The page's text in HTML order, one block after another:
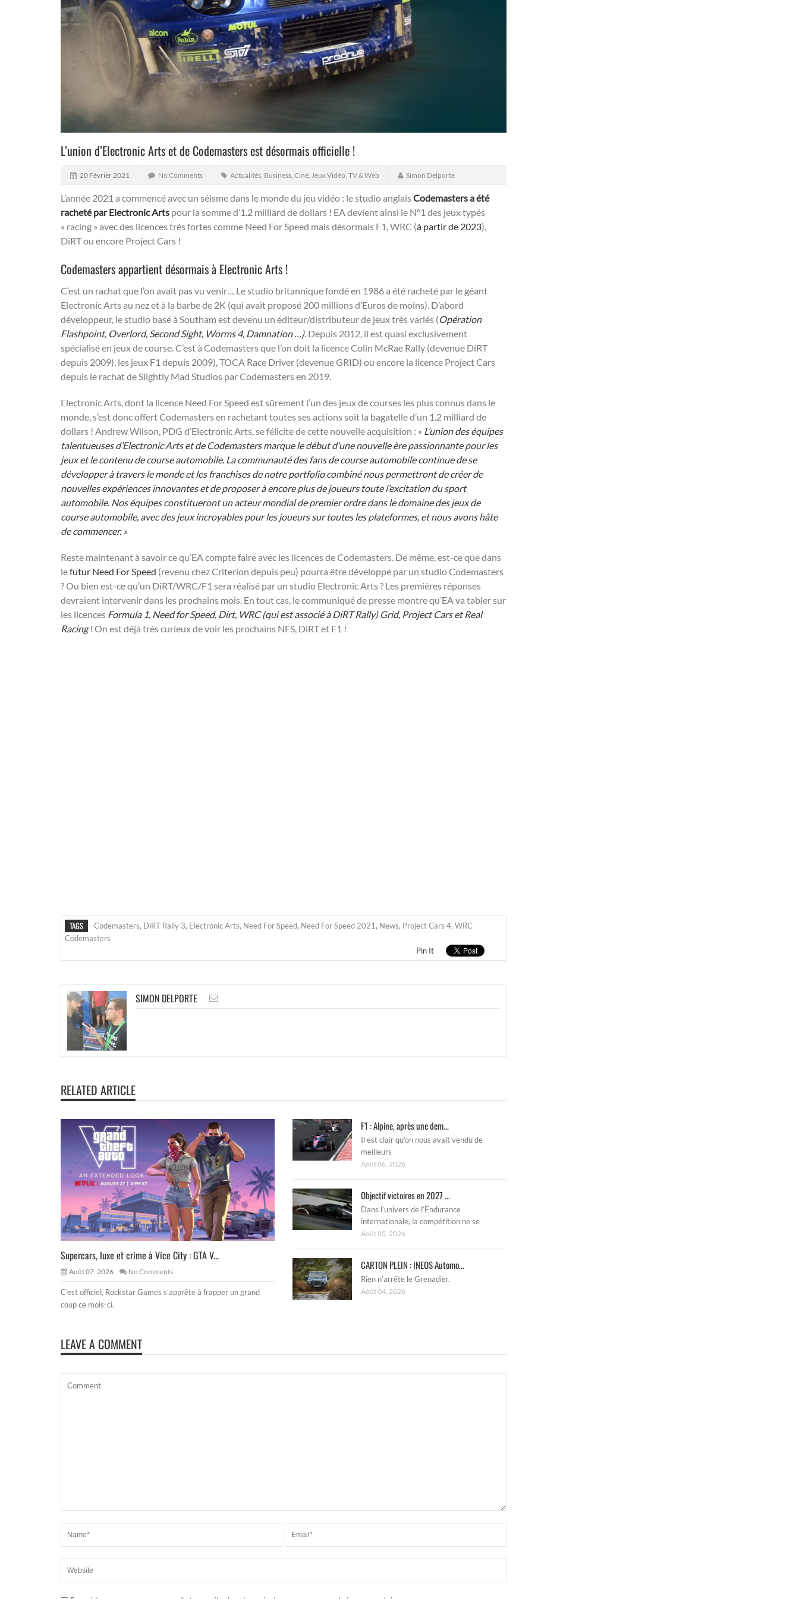
L’union d’Electronic Arts et de Codemasters est désormais officielle !
20 Février 2021 No Comments Actualités, Business, Ciné, Jeux Vidéo, TV & Web Simon Delporte
L’année 2021 a commencé avec un séisme dans le monde du jeu vidéo : le studio anglaisCodemasters a été
racheté par Electronic Arts pour la somme d’1.2 milliard de dollars ! EA devient ainsi le N°1 des jeux typés
« racing » avec des licences très fortes comme Need For Speed mais désormais F1, WRC (à partir de 2023),
DiRT ou encore Project Cars !
Codemasters appartient désormais à Electronic Arts !
C’est un rachat que l’on avait pas vu venir… Le studio britannique fondé en 1986 a été racheté par le géant
Electronic Arts au nez et à la barbe de 2K (qui avait proposé 200 millions d’Euros de moins). D’abord
développeur, le studio basé à Southam est devenu un éditeur/distributeur de jeux très variés (Opération
Flashpoint, Overlord, Second Sight, Worms 4, Damnation …). Depuis 2012, il est quasi exclusivement
spécialisé en jeux de course. C’est à Codemasters que l’on doit la licence Colin McRae Rally (devenue DiRT
depuis 2009), les jeux F1 depuis 2009), TOCA Race Driver (devenue GRID) ou encore la licence Project Cars
depuis le rachat de Slightly Mad Studios par Codemasters en 2019.
Electronic Arts, dont la licence Need For Speed est sûrement l’un des jeux de courses les plus connus dans le
monde, s’est donc offert Codemasters en rachetant toutes ses actions soit la bagatelle d’un 1.2 milliard de
dollars ! Andrew Wilson, PDG d’Electronic Arts, se félicite de cette nouvelle acquisition : « L’union des équipes
talentueuses d’Electronic Arts et de Codemasters marque le début d’une nouvelle ère passionnante pour les
jeux et le contenu de course automobile. La communauté des fans de course automobile continue de se
développer à travers le monde et les franchises de notre portfolio combiné nous permettront de créer de
nouvelles expériences innovantes et de proposer à encore plus de joueurs toute l’excitation du sport
automobile. Nos équipes constitueront un acteur mondial de premier ordre dans le domaine des jeux de
course automobile, avec des jeux incroyables pour les joueurs sur toutes les plateformes, et nous avons hâte
de commencer. »
Reste maintenant à savoir ce qu’EA compte faire avec les licences de Codemasters. De même, est-ce que dans
lefutur Need For Speed (revenu chez Criterion depuis peu) pourra être développé par un studio Codemasters
? Ou bien est-ce qu’un DiRT/WRC/F1 sera réalisé par un studio Electronic Arts ? Les premières réponses
devraient intervenir dans les prochains mois. En tout cas, le communiqué de presse montre qu’EA va tabler sur
les licences Formula 1, Need for Speed, Dirt, WRC (qui est associé à DiRT Rally) Grid, Project Cars et Real
Racing! On est déjà très curieux de voir les prochains NFS, DiRT et F1 !
TAGS Codemasters, DiRT Rally 3, Electronic Arts, Need For Speed, Need For Speed 2021, News, Project Cars 4, WRC
Codemasters
Pin It
SIMON DELPORTE
RELATED ARTICLE
Supercars, luxe et crime à Vice City : GTA V...
Août 07, 2026 No Comments
C’est officiel, Rockstar Games s’apprête à frapper un grand
coup ce mois-ci.
F1 : Alpine, après une dem...
Il est clair qu’on nous avait vendu de
meilleurs
Août 06, 2026
Objectif victoires en 2027 ...
Dans l’univers de l’Endurance
internationale, la compétition ne se
Août 05, 2026
CARTON PLEIN : INEOS Automo...
Rien n’arrête le Grenadier.
Août 04, 2026
LEAVE A COMMENT